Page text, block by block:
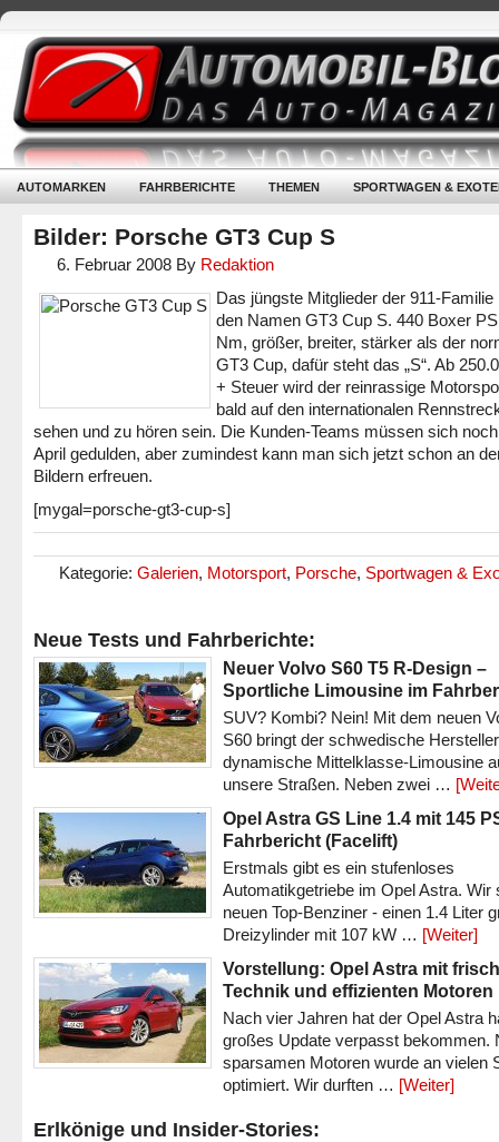
AUTOMARKEN FAHRBERICHTE THEMEN SPORTWAGEN &
Bilder: Porsche GT3 Cup S
6. Februar 2008 By Redaktion
Das jüngste Mitglieder der 911-Familie
den Namen GT3 Cup S. 440 Boxer
Nm, größer, breiter, stärker als der
GT3 Cup, dafür steht das „S“. Ab
+ Steuer wird der reinrassige
bald auf den internationalen
sehen und zu hören sein. Die Kunden-Teams müssen sich
April gedulden, aber zumindest kann man sich jetzt schon an
Bildern erfreuen.
[mygal=porsche-gt3-cup-s]
Kategorie: Galerien, Motorsport, Porsche, Sportwagen &
Neue Tests und Fahrberichte:
Neuer Volvo S60 T5 R-Design –
Sportliche Limousine im
SUV? Kombi? Nein! Mit dem neuen
S60 bringt der schwedische
dynamische Mittelklasse-Limousine
unsere Straßen. Neben zwei …
Opel Astra GS Line 1.4 mit 145
Fahrbericht (Facelift)
Erstmals gibt es ein stufenloses
Automatikgetriebe im Opel Astra. Wir
neuen Top-Benziner - einen 1.4 Liter
Dreizylinder mit 107 kW … [Weiter]
Vorstellung: Opel Astra mit
Technik und effizienten Motoren
Nach vier Jahren hat der Opel Astra
großes Update verpasst bekommen.
sparsamen Motoren wurde an vielen
optimiert. Wir durften … [Weiter]
Erlkönige und Insider-Stories: